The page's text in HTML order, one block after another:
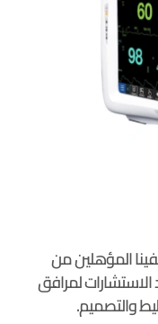
المؤهلين من
لمرافق
والتصميم.